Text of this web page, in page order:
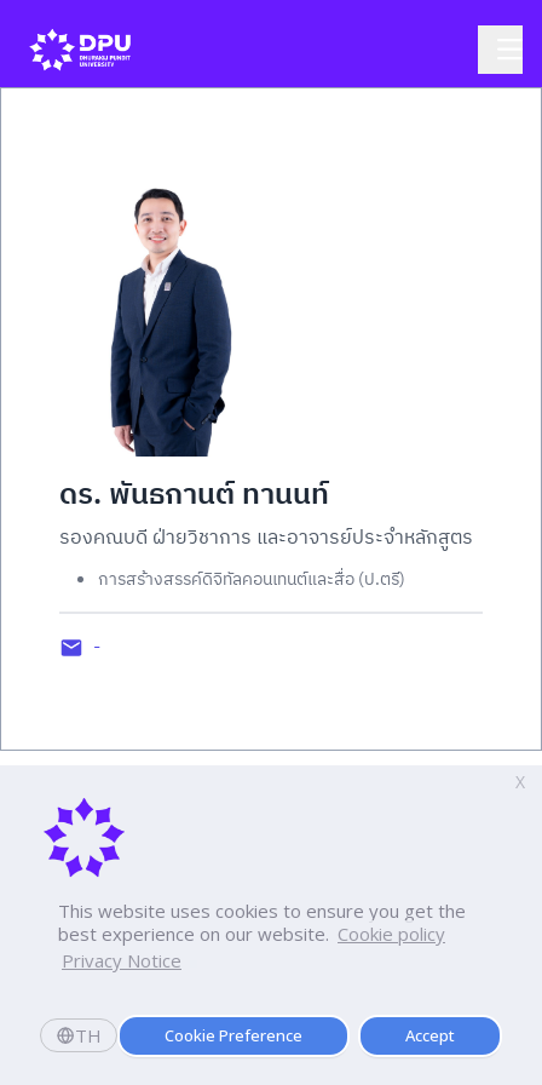
This website uses cookies to ensure you get the
best experience on our website. Cookie policy
Privacy Notice
TH Cookie Preference Accept
X
ดร. พันธกานต์ ทานนท์
รองคณบดี ฝ่ายวิชาการ และอาจารย์ประจำหลักสูตร
การสร้างสรรค์ดิจิทัลคอนเทนต์และสื่อ (ป.ตรี)
-